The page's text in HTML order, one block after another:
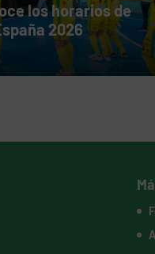
los horarios de
2026